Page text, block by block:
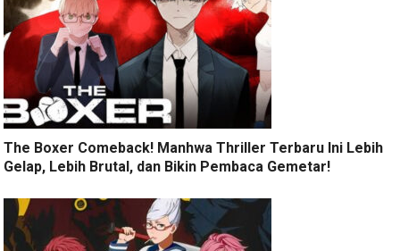
The Boxer Comeback! Manhwa Thriller Terbaru Ini Lebih
Gelap, Lebih Brutal, dan Bikin Pembaca Gemetar!